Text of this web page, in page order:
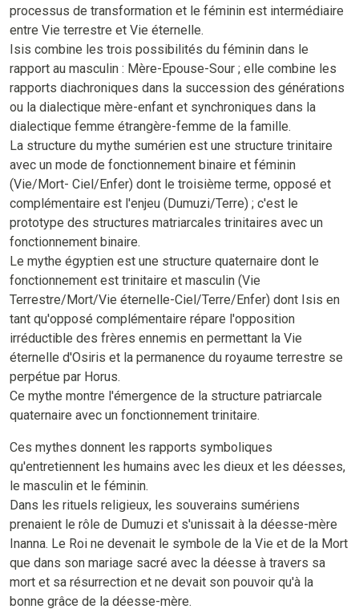
processus de transformation et le féminin est intermédiaire
entre Vie terrestre et Vie éternelle.
Isis combine les trois possibilités du féminin dans le
rapport au masculin : Mère-Epouse-Sour ; elle combine les
rapports diachroniques dans la succession des générations
ou la dialectique mère-enfant et synchroniques dans la
dialectique femme étrangère-femme de la famille.
La structure du mythe sumérien est une structure trinitaire
avec un mode de fonctionnement binaire et féminin
(Vie/Mort- Ciel/Enfer) dont le troisième terme, opposé et
complémentaire est l'enjeu (Dumuzi/Terre) ; c'est le
prototype des structures matriarcales trinitaires avec un
fonctionnement binaire.
Le mythe égyptien est une structure quaternaire dont le
fonctionnement est trinitaire et masculin (Vie
Terrestre/Mort/Vie éternelle-Ciel/Terre/Enfer) dont Isis en
tant qu'opposé complémentaire répare l'opposition
irréductible des frères ennemis en permettant la Vie
éternelle d'Osiris et la permanence du royaume terrestre se
perpétue par Horus.
Ce mythe montre l'émergence de la structure patriarcale
quaternaire avec un fonctionnement trinitaire.
Ces mythes donnent les rapports symboliques
qu'entretiennent les humains avec les dieux et les déesses,
le masculin et le féminin.
Dans les rituels religieux, les souverains sumériens
prenaient le rôle de Dumuzi et s'unissait à la déesse-mère
Inanna. Le Roi ne devenait le symbole de la Vie et de la Mort
que dans son mariage sacré avec la déesse à travers sa
mort et sa résurrection et ne devait son pouvoir qu'à la
bonne grâce de la déesse-mère.